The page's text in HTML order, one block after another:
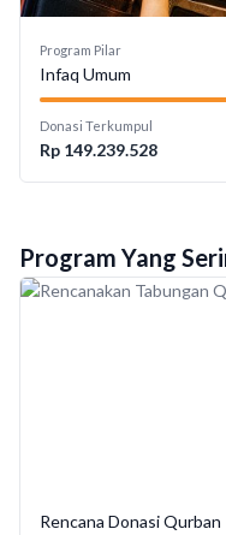
Program Pilar
Infaq Umum
Donasi Terkumpul
Rp 149.239.528
Program Yang
Rencana Donasi Qurban